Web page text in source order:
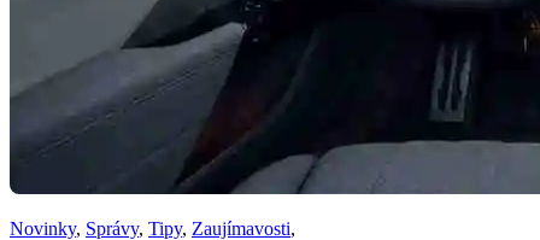
Novinky, Správy, Tipy, Zaujímavosti,